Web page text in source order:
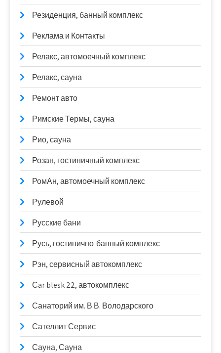
Резиденция, банный комплекс
Реклама и Контакты
Релакс, автомоечный комплекс
Релакс, сауна
Ремонт авто
Римские Термы, сауна
Рио, сауна
Розан, гостиничный комплекс
РомАн, автомоечный комплекс
Рулевой
Русские бани
Русь, гостинично-банный комплекс
Рэн, сервисный автокомплекс
Сar blesk 22, автокомплекс
Санаторий им. В.В. Володарского
Сателлит Сервис
Сауна, Сауна